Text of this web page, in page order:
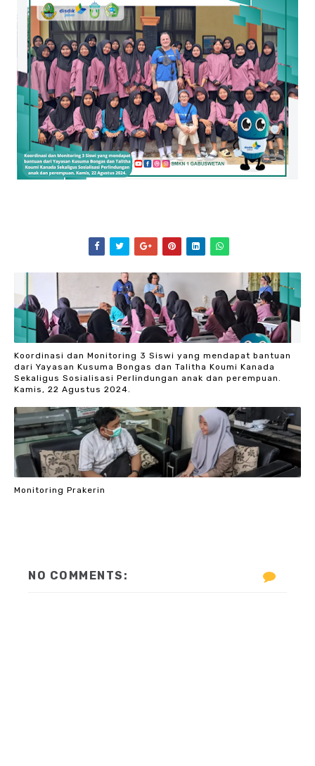
Koordinasi dan Monitoring 3 Siswi yang mendapat bantuan
dari Yayasan Kusuma Bongas dan Talitha Koumi Kanada
Sekaligus Sosialisasi Perlindungan anak dan perempuan.
Kamis, 22 Agustus 2024.
Monitoring Prakerin
NO COMMENTS: